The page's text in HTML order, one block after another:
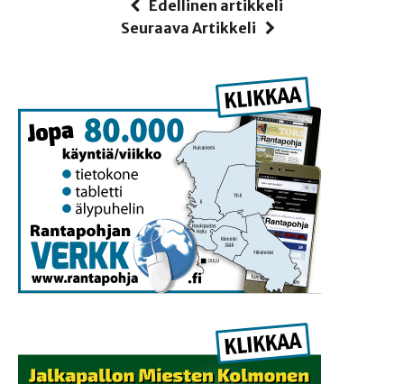
Edellinen artikkeli
Seuraava Artikkeli